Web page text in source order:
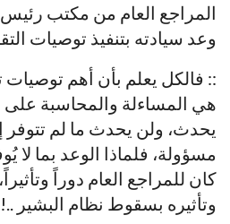
المراجع العام من مكتب
وعد سيادته بتنفيذ توصيات
:: فالكل يعلم بأن أهم توصيات
هي المساءلة والمحاسبة على
يحدث، ولن يحدث ما لم
مسؤولة، فلماذا الوعد بما لا
كان للمراجع العام دوراً
وتأثيره بسقوط نظام البشير